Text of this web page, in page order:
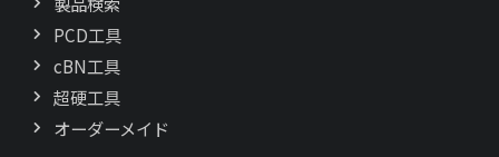
PCD工具
cBN工具
超硬工具
オーダーメイド